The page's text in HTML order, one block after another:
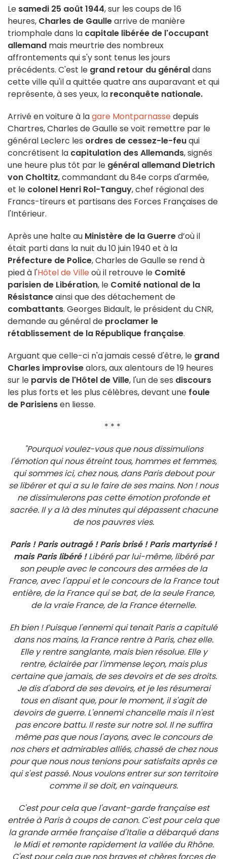
Le samedi 25 août 1944, sur les coups de 16
heures, Charles de Gaullearrive de manière
triomphale dans la capitale libérée de l'occupant
allemand mais meurtrie des nombreux
affrontements qui s'y sont tenus les jours
précédents. C'est le grand retour du généraldans
cette ville qu'il a quittée quatre ans auparavant et qui
représente, à ses yeux, la reconquête nationale.
Arrivé en voiture à lagare Montparnassedepuis
Chartres, Charles de Gaulle se voit remettre par le
général Leclerc les ordres de cessez-le-feuqui
concrétisent la capitulation des Allemands, signés
une heure plus tôt par le général allemand Dietrich
von Choltitz, commandant du 84e corps d'armée,
et le colonel Henri Rol-Tanguy, chef régional des
Francs-tireurs et partisans des Forces Françaises de
l'Intérieur.
Après une halte au Ministère de la Guerred’où il
était parti dans la nuit du 10 juin 1940 et à la
Préfecture de Police, Charles de Gaulle se rend à
pied à l'Hôtel de Villeoù il retrouve le Comité
parisien de Libération, le Comité national de la
Résistanceainsi que des détachement de
combattants. Georges Bidault, le président du CNR,
demande au général de proclamer le
rétablissement de la République française.
Arguant que celle-ci n'a jamais cessé d'être, le grand
Charles improvisealors, aux alentours de 19 heures
sur le parvis de l'Hôtel de Ville, l'un de ses discours
les plus forts et les plus célèbres, devant une foule
de Parisiensen liesse.
* * *
"Pourquoi voulez-vous que nous dissimulions
l'émotion qui nous étreint tous, hommes et femmes,
qui sommes ici, chez nous, dans Paris debout pour
se libérer et qui a su le faire de ses mains. Non ! nous
ne dissimulerons pas cette émotion profonde et
sacrée. Il y a là des minutes qui dépassent chacune
de nos pauvres vies.
Paris ! Paris outragé ! Paris brisé ! Paris martyrisé !
mais Paris libéré !Libéré par lui-même, libéré par
son peuple avec le concours des armées de la
France, avec l'appui et le concours de la France tout
entière, de la France qui se bat, de la seule France,
de la vraie France, de la France éternelle.
Eh bien ! Puisque l'ennemi qui tenait Paris a capitulé
dans nos mains, la France rentre à Paris, chez elle.
Elle y rentre sanglante, mais bien résolue. Elle y
rentre, éclairée par l'immense leçon, mais plus
certaine que jamais, de ses devoirs et de ses droits.
Je dis d'abord de ses devoirs, et je les résumerai
tous en disant que, pour le moment, il s'agit de
devoirs de guerre. L'ennemi chancelle mais il n'est
pas encore battu. Il reste sur notre sol. Il ne suffira
même pas que nous l'ayons, avec le concours de
nos chers et admirables alliés, chassé de chez nous
pour que nous nous tenions pour satisfaits après ce
qui s'est passé. Nous voulons entrer sur son territoire
comme il se doit, en vainqueurs.
C'est pour cela que l'avant-garde française est
entrée à Paris à coups de canon. C'est pour cela que
la grande armée française d'Italie a débarqué dans
le Midi et remonte rapidement la vallée du Rhône.